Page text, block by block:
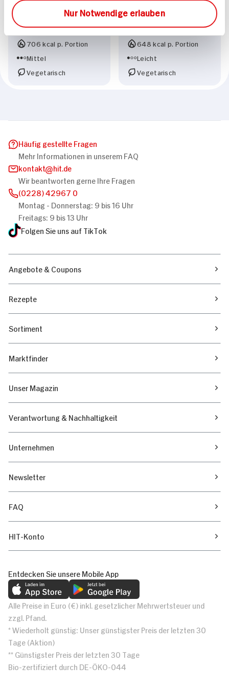
Nur Notwendige erlauben
und Trauben
45 min
706 kcal p. Portion
Mittel
Vegetarisch
Walnüssen
30 min
648 kcal p. Portion
Leicht
Vegetarisch
Häufig gestellte Fragen
Mehr Informationen in unserem FAQ
kontakt
hit.de
Wir beantworten gerne Ihre Fragen
(0228) 42967 0
Montag - Donnerstag: 9 bis 16 Uhr
Freitags: 9 bis 13 Uhr
Folgen Sie uns auf TikTok
Angebote & Coupons
Rezepte
Sortiment
Marktfinder
Unser Magazin
Verantwortung & Nachhaltigkeit
Unternehmen
Newsletter
FAQ
HIT-Konto
Entdecken Sie unsere Mobile App
Alle Preise in Euro (€) inkl. gesetzlicher Mehrwertsteuer und
zzgl. Pfand.
* Wiederholt günstig: Unser günstigster Preis der letzten 30
Tage (Aktion)
** Günstigster Preis der letzten 30 Tage
Bio-zertifiziert durch DE-ÖKO-044